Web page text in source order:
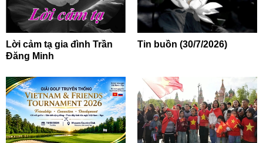
Lời cảm tạ gia đình Trần
Đăng Minh
Tin buồn (30/7/2026)